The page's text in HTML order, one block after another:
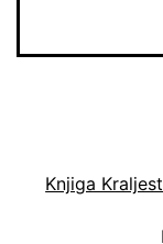
Knjiga